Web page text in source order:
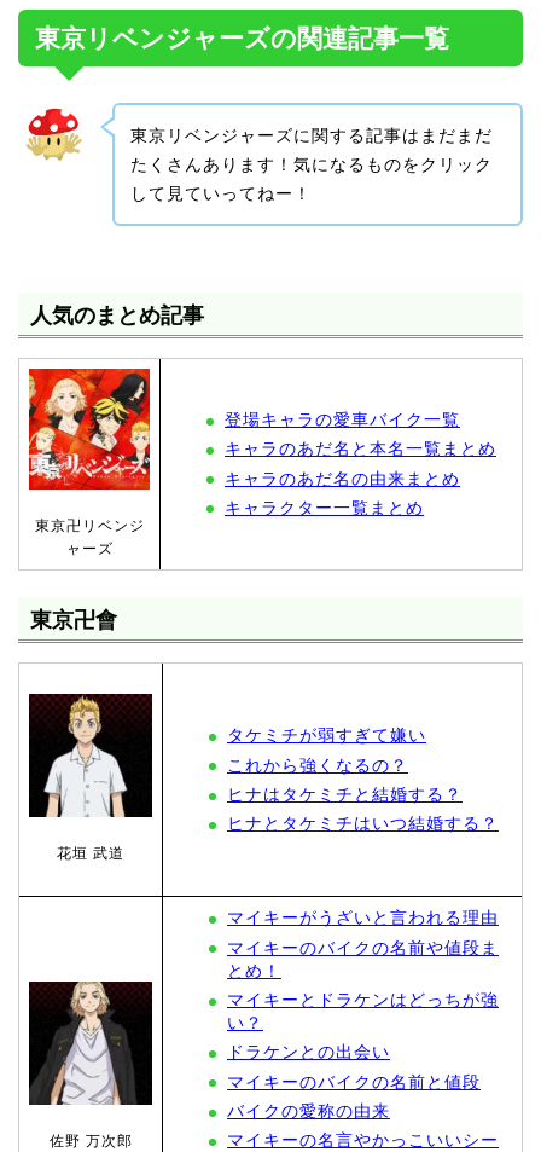
東京リベンジャーズの関連記事一覧
東京リベンジャーズに関する記事はまだまだ
たくさんあります！気になるものをクリック
して見ていってねー！
人気のまとめ記事
東京卍リベンジ
ャーズ
登場キャラの愛車バイク一覧
キャラのあだ名と本名一覧まとめ
キャラのあだ名の由来まとめ
キャラクター一覧まとめ
東京卍會
花垣 武道
タケミチが弱すぎて嫌い
これから強くなるの？
ヒナはタケミチと結婚する？
ヒナとタケミチはいつ結婚する？
佐野 万次郎
マイキーがうざいと言われる理由
マイキーのバイクの名前や値段ま
とめ！
マイキーとドラケンはどっちが強
い？
ドラケンとの出会い
マイキーのバイクの名前と値段
バイクの愛称の由来
マイキーの名言やかっこいいシー